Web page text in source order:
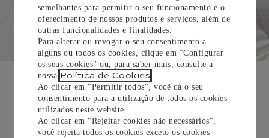
semelhantes para permitir o seu funcionamento e o
oferecimento de nossos produtos e serviços, além de
outras funcionalidades e finalidades.
Para alterar ou revogar o seu consentimento a
alguns ou todos os cookies, clique em "Configurar
os seus cookies" ou, para saber mais, consulte a
nossa Política de Cookies
Ao clicar em "Permitir todos", você dá o seu
consentimento para a utilização de todos os cookies
utilizados neste website.
Ao clicar em "Rejeitar cookies não necessários",
você rejeita todos os cookies exceto os cookies
EMBALAGEM PARA PRESENTE
Todos os pedidos de nossa e-Boutique Cartier são
cuidadosamente embrulhados para presente e oferecem a
opção de adicionar um cartão personalizado.